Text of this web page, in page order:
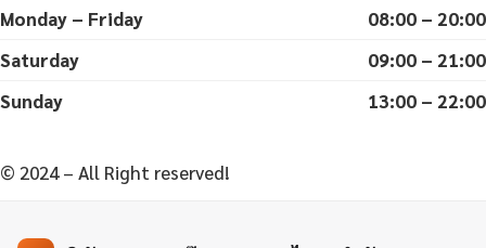
Monday – Friday
08:00 – 20:00
Saturday
09:00 – 21:00
Sunday
13:00 – 22:00
© 2024 – All Right reserved!